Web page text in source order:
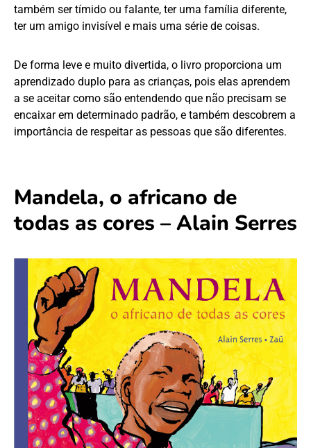
também ser tímido ou falante, ter uma família diferente,
ter um amigo invisível e mais uma série de coisas.
De forma leve e muito divertida, o livro proporciona um
aprendizado duplo para as crianças, pois elas aprendem
a se aceitar como são entendendo que não precisam se
encaixar em determinado padrão, e também descobrem a
importância de respeitar as pessoas que são diferentes.
Mandela, o africano de
todas as cores – Alain Serres